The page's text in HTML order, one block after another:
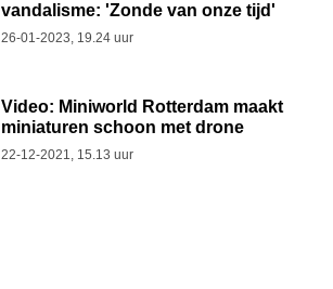
vandalisme: 'Zonde van onze tijd'
26-01-2023, 19.24 uur
Video: Miniworld Rotterdam maakt
miniaturen schoon met drone
22-12-2021, 15.13 uur